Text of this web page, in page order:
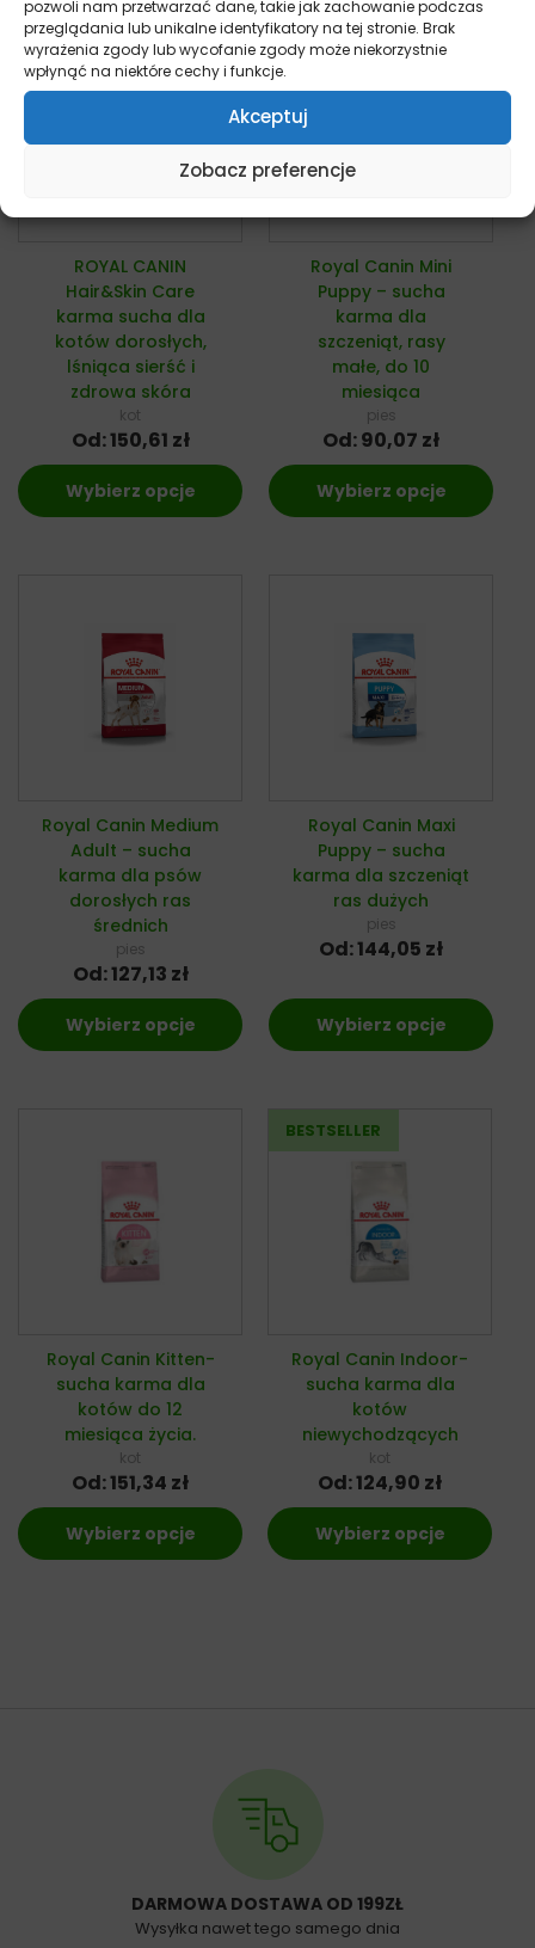
pozwoli nam przetwarzać dane, takie jak zachowanie podczas
przeglądania lub unikalne identyfikatory na tej stronie. Brak
wyrażenia zgody lub wycofanie zgody może niekorzystnie
wpłynąć na niektóre cechy i funkcje.
Akceptuj
Zobacz preferencje
ROYAL CANIN
Hair&Skin Care
karma sucha dla
kotów dorosłych,
lśniąca sierść i
zdrowa skóra
kot
Od:150,61 zł
Wybierz opcje
Royal Canin Mini
Puppy – sucha
karma dla
szczeniąt, rasy
małe, do 10
miesiąca
pies
Od:90,07 zł
Wybierz opcje
Royal Canin Medium
Adult – sucha
karma dla psów
dorosłych ras
średnich
pies
Od:127,13 zł
Wybierz opcje
Royal Canin Maxi
Puppy – sucha
karma dla szczeniąt
ras dużych
pies
Od:144,05 zł
Wybierz opcje
Royal Canin Kitten-
sucha karma dla
kotów do 12
miesiąca życia.
kot
Od:151,34 zł
Wybierz opcje
Royal Canin Indoor-
sucha karma dla
kotów
niewychodzących
kot
Od:124,90 zł
Wybierz opcje
DARMOWA DOSTAWA OD 199ZŁ
Wysyłka nawet tego samego dnia